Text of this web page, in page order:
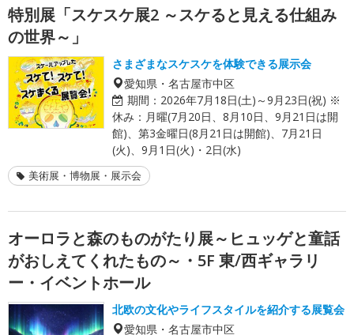
特別展「スケスケ展2 ～スケると見える仕組み
の世界～」
さまざまなスケスケを体験できる展示会
愛知県・名古屋市中区
期間： 2026年7月18日(土)～9月23日(祝) ※
休み：月曜(7月20日、8月10日、9月21日は開
館)、第3金曜日(8月21日は開館)、7月21日
(火)、9月1日(火)・2日(水)
美術展・博物展・展示会
オーロラと森のものがたり展～ヒュッゲと童話
がおしえてくれたもの～・5F 東/西ギャラリ
ー・イベントホール
北欧の文化やライフスタイルを紹介する展覧会
愛知県・名古屋市中区